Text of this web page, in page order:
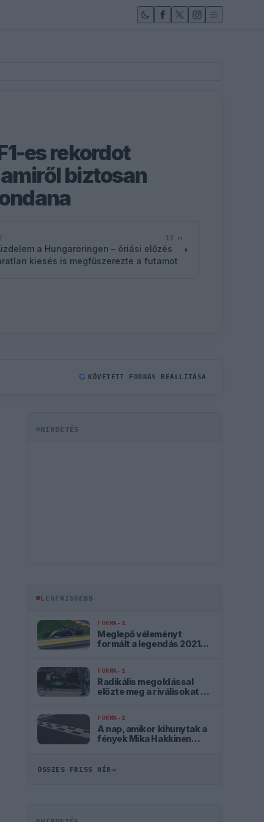
es rekordot
biztosan
13 n
a Hungaroringen – óriási előzés
kiesés is megfűszerezte a futamot
G KÖVETETT FORRÁS BEÁLLÍTÁSA
HIRDETÉS
LEGFRISSEBB
FORMA-1
Meglepő véleményt
formált a legendás 2021-
FORMA-1
Radikális megoldással
előzte meg a riválisokat az
FORMA-1
A nap, amikor kihunytak a
fények Mika Hakkinen
ÖSSZES FRISS HÍR→